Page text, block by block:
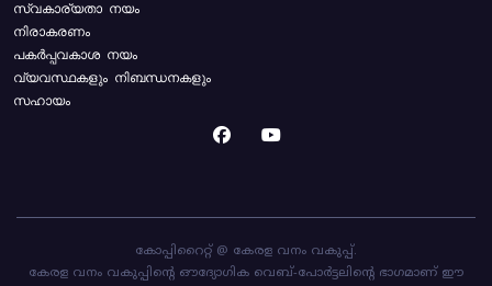
സ്വകാര്യതാ നയം
നിരാകരണം
പകർപ്പവകാശ നയം
വ്യവസ്ഥകളും നിബന്ധനകളും
സഹായം
കോപ്പിറൈറ്റ് @ കേരള വനം വകുപ്പ്.
കേരള വനം വകുപ്പിന്റെ ഔദ്യോഗിക വെബ്-പോർട്ടലിന്റെ ഭാഗമാണ് ഈ